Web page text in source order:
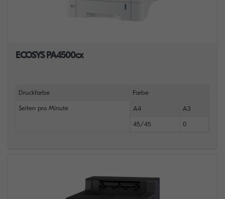
ECOSYS PA4500cx
Druckfarbe Farbe
Seiten pro Minute A4 A3
45/45 0